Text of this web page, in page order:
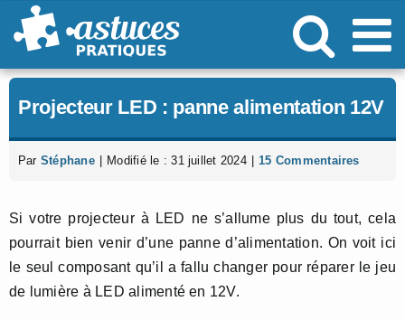
Passer
au
Projecteur LED : panne alimentation 12V
Par Stéphane Modifié le : 31 juillet 2024 15 Commentaires
Si votre projecteur à LED ne s’allume plus du tout, cela
pourrait bien venir d’une panne d’alimentation. On voit ici
le seul composant qu’il a fallu changer pour réparer le jeu
de lumière à LED alimenté en 12V.